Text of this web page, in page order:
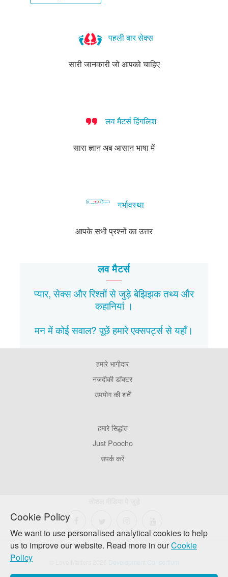
Cookie Policy
We want to use personalised analytical cookies to help
us to improve our website. Read more in ourCookie
Policy
पहली बार सेक्स
सारी जानकारी जो आपको चाहिए
लव मैटर्स हिंगलिश
सारा ज्ञान अब आसान भाषा में
गर्भावस्था
आपके सभी प्रश्नों का उत्तर
लव मैटर्स
प्यार, सेक्स और रिश्तों से जुड़े बेझिझकतथ्यऔर
कहानियां।
मन में कोई सवाल? पूछें हमारे एक्सपर्ट्स सेयहाँ।
हमारे भागीदार
नजदीकी डॉक्टर
उपयोग की शर्तें
हमारे सिद्धांत
Just Poocho
संपर्क करें